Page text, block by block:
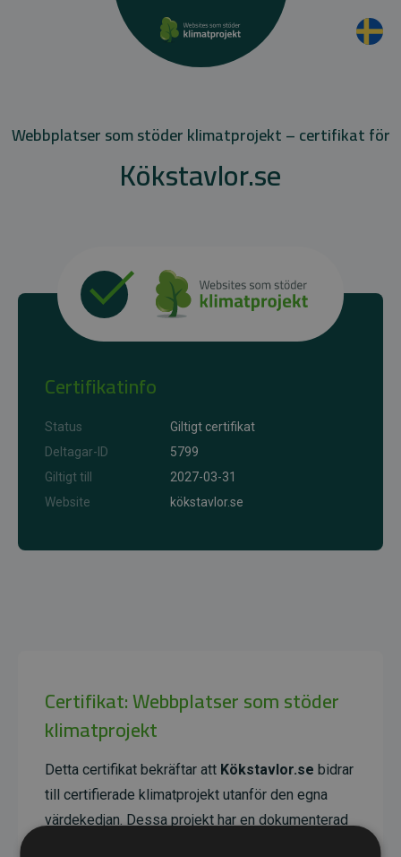
Webbplatser som stöder klimatprojekt – certifikat för
Kökstavlor.se
Certifikatinfo
Status
Giltigt certifikat
Deltagar-ID
5799
Giltigt till
2027-03-31
Website
kökstavlor.se
Certifikat: Webbplatser som stöder
klimatprojekt
Detta certifikat bekräftar att Kökstavlor.se bidrar
till certifierade klimatprojekt utanför den egna
värdekedjan. Dessa projekt har en dokumenterad